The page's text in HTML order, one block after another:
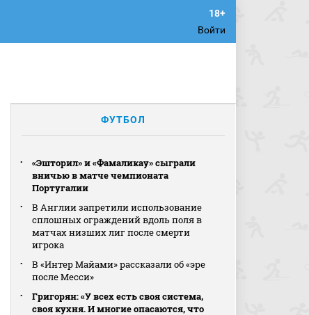
Войти
ФУТБОЛ
«Эшторил» и «Фамаликау» сыграли
вничью в матче чемпионата
Португалии
В Англии запретили использование
сплошных ограждений вдоль поля в
матчах низших лиг после смерти
игрока
В «Интер Майами» рассказали об «эре
после Месси»
Григорян: «У всех есть своя система,
своя кухня. И многие опасаются, что